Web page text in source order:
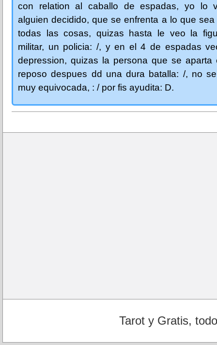
con relation al caballo de espadas, yo lo
alguien decidido, que se enfrenta a lo que
todas las cosas, quizas hasta le veo la
militar, un policia: /, y en el 4 de espadas
depression, quizas la persona que se aparta
reposo despues dd una dura batalla: /, no
muy equivocada, : / por fis ayudita: D.
Tarot y Gratis,